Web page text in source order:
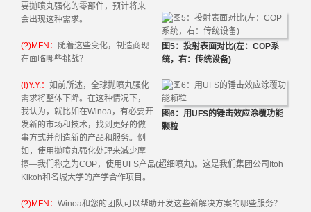
图5：投射表面对比(左：COP系
统，右：传统设备)
图6：用UFS的锤击效应涂覆功能
颗粒
要抛喷丸强化的零部件，预计将来
会出现这种需求。
(?)MFN： 随着这些变化，制造商现
在面临哪些挑战？
(!)Y.Y.： 如前所述，全球抛喷丸强化
需求将整体下降。在这种情况下，
我认为，就比如在Winoa，有必要开
发新的市场和技术，找到更好的做
事方式并创造新的产品和服务。例
如，使用抛喷丸强化处理来减少摩
擦—我们称之为COP，使用UFS产品(超细喷丸)。这是我们集团公司Itoh
Kikoh和名城大学的产学合作项目。
(?)MFN： Winoa和您的团队可以帮助开发这些新解决方案的哪些服务？